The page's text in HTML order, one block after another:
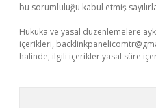
bu sorumluluğu kabul etmiş
Hukuka ve yasal düzenlemelere
içerikleri,
halinde, ilgili içerikler yasal süre